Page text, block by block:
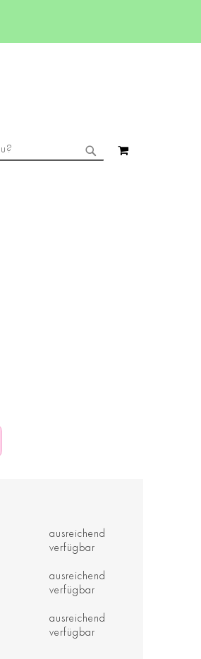
SUCHE
ausreichend
verfügbar
ausreichend
verfügbar
ausreichend
verfügbar